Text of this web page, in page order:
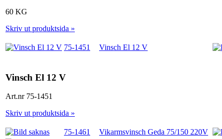
60 KG
Skriv ut produktsida »
75-1451 Vinsch El 12 V
Vinsch El 12 V
Art.nr 75-1451
Skriv ut produktsida »
75-1461 Vikarmsvinsch Geda 75/150 220V